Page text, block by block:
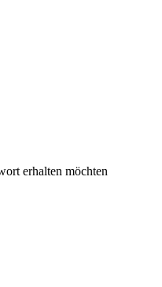
erhalten möchten